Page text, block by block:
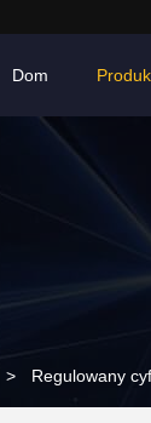
Dom
> Regulowany